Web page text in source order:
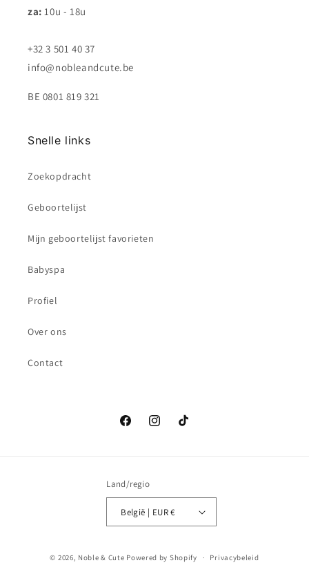
za: 10u - 18u
+32 3 501 40 37
info@nobleandcute.be
BE 0801 819 321
Snelle links
Zoekopdracht
Geboortelijst
Mijn geboortelijst favorieten
Babyspa
Profiel
Over ons
Contact
FacebookInstagramTikTok
Land/regio
België | EUR €
© 2026, Noble & Cute Powered by Shopify Privacybeleid